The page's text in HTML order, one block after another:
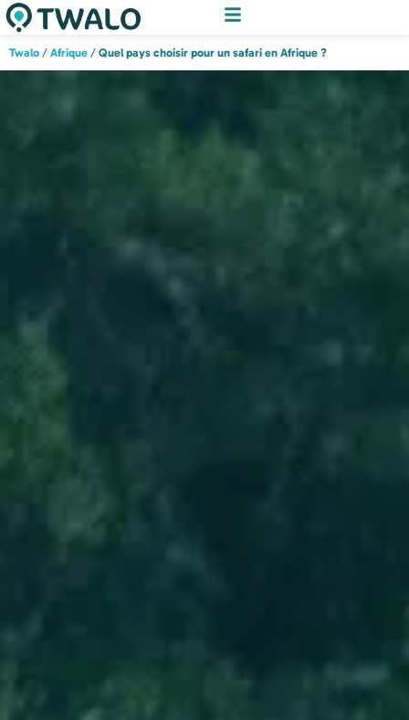
Twalo / Afrique / Quel pays choisir pour un safari en Afrique ?